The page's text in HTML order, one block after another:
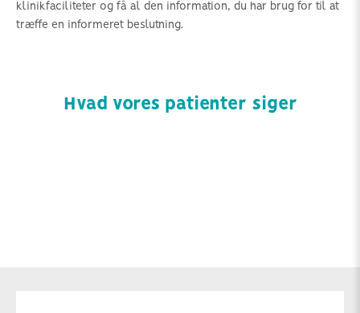
klinikfaciliteter og få al den information, du har brug for til at
træffe en informeret beslutning.
Hvad vores patienter siger